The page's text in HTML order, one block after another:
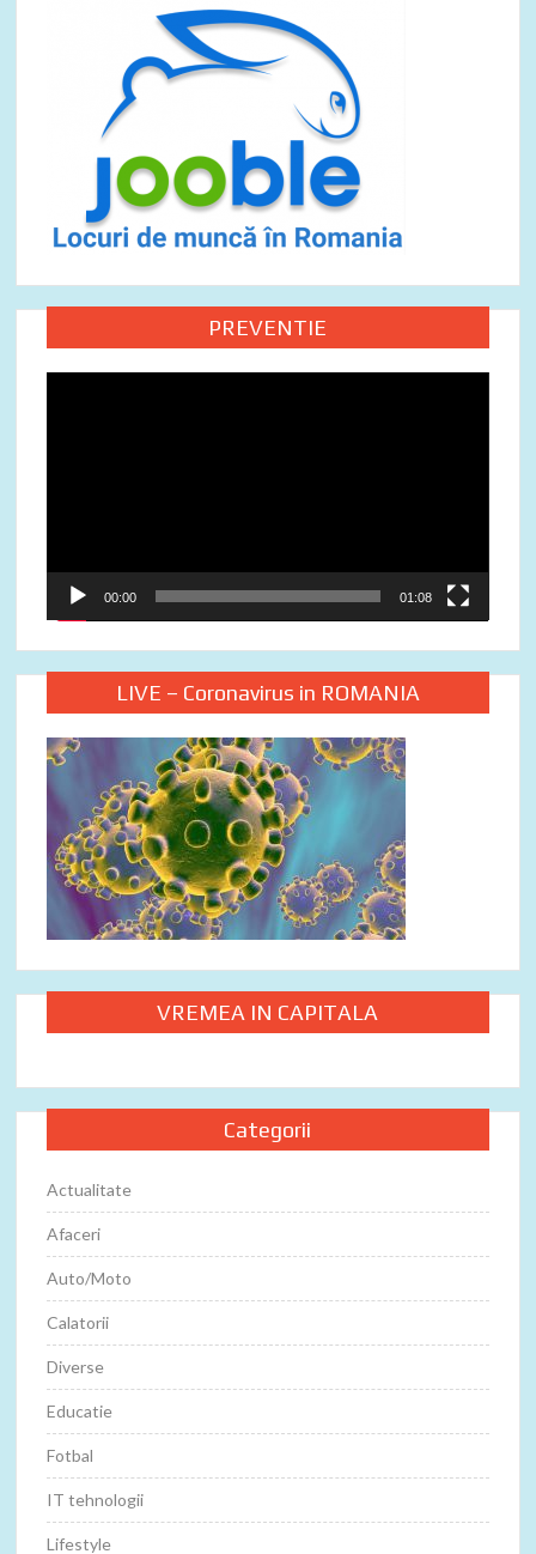
PREVENTIE
00:00 01:08
LIVE – Coronavirus in ROMANIA
VREMEA IN CAPITALA
Categorii
Actualitate
Afaceri
Auto/Moto
Calatorii
Diverse
Educatie
Fotbal
IT tehnologii
Lifestyle